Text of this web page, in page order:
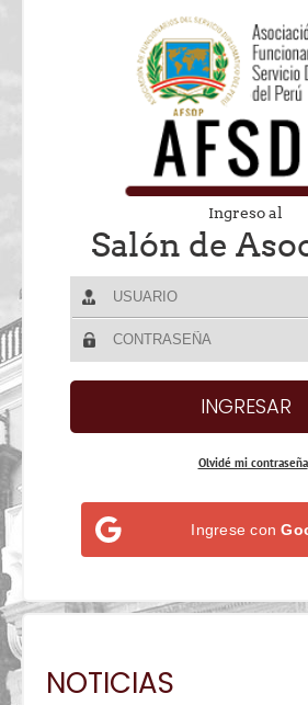
Ingreso al
Salón de
Olvidé mi contraseña
Ingrese con
NOTICIAS